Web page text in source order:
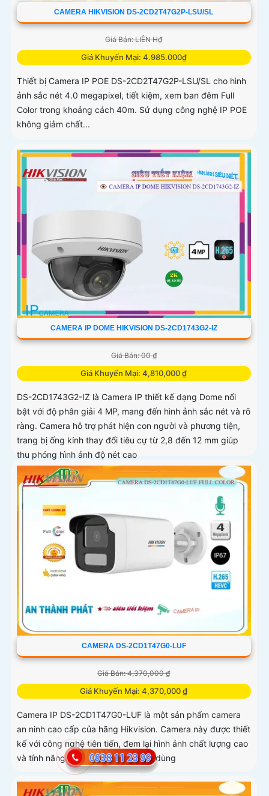
CAMERA HIKVISION DS-2CD2T47G2P-LSU/SL
Giá Bán: LIÊN H₫
Giá Khuyến Mại: 4.985.000₫
Thiết bị Camera IP POE DS-2CD2T47G2P-LSU/SL cho hình
ảnh sắc nét 4.0 megapixel, tiết kiệm, xem ban đêm Full
Color trong khoảng cách 40m. Sử dụng công nghệ IP POE
không giảm chất...
CAMERA IP DOME HIKVISION DS-2CD1743G2-IZ
Giá Bán: 00 ₫
Giá Khuyến Mại: 4,810,000 ₫
DS-2CD1743G2-IZ là Camera IP thiết kế dạng Dome nổi
bật với độ phân giải 4 MP, mang đến hình ảnh sắc nét và rõ
ràng. Camera hỗ trợ phát hiện con người và phương tiện,
trang bị ống kính thay đổi tiêu cự từ 2,8 đến 12 mm giúp
thu phóng hình ảnh độ nét cao
CAMERA DS-2CD1T47G0-LUF
Giá Bán: 4,370,000 ₫
Giá Khuyến Mại: 4,370,000 ₫
Camera IP DS-2CD1T47G0-LUF là một sản phẩm camera
an ninh cao cấp của hãng Hikvision. Camera này được thiết
kế với công nghệ tiên tiến, đem lại hình ảnh chất lượng cao
và tính năng thông minh cho người dùng